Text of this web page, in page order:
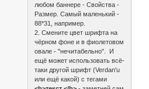
любом баннере - Свойства -
Размер. Самый маленький -
88*31, например.
2. Смените цвет шрифта на
чёрном фоне и в фиолетовом
овале - "нечитабельно". И
ещё может использовать всё-
таки другой шрифт (Verdan'u
или ещё какой) с тегами